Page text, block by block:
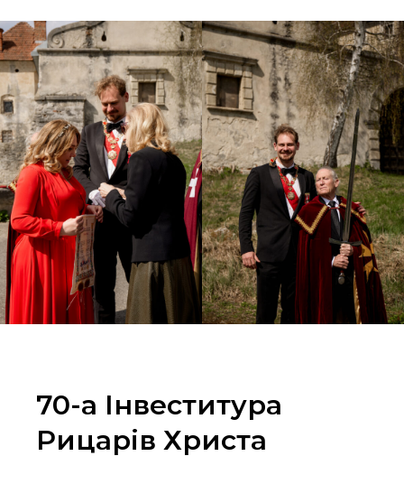
70-а Інвеститура
Рицарів Христа